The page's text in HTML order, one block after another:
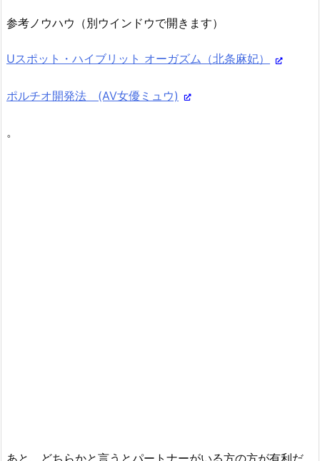
参考ノウハウ（別ウインドウで開きます）
Uスポット・ハイブリット オーガズム（北条麻妃）
ポルチオ開発法 (AV女優ミュウ)
。
あと、どちらかと言うとパートナーがいる方の方が有利だ